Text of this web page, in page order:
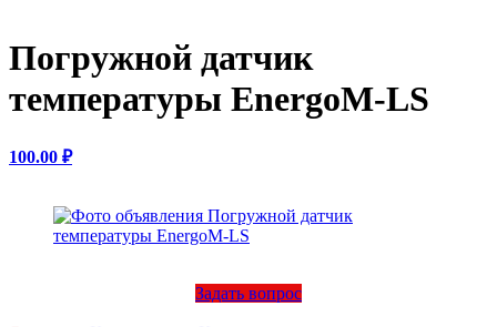
Погружной датчик
температуры EnergoM-LS
100.00 ₽
Задать вопрос